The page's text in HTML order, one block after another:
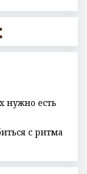
есть
с ритма